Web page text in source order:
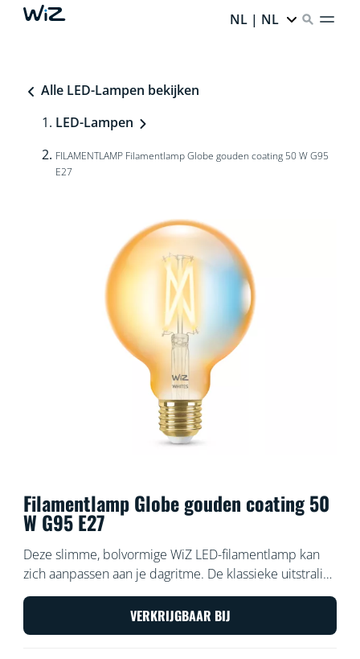
NL | NL
Alle LED-Lampen bekijken
LED-Lampen
FILAMENTLAMP Filamentlamp Globe gouden coating 50 W G95
E27
Filamentlamp Globe gouden coating 50
W G95 E27
Deze slimme, bolvormige WiZ LED-filamentlamp kan
zich aanpassen aan je dagritme. De klassieke uitstraling
in amberkleur is perfect voor decoratieve
kamerlampen. Kies uit verschillende tinten warmwit tot
koelwit licht om het gezellig en huiselijk te maken. Je
VERKRIJGBAAR BIJ